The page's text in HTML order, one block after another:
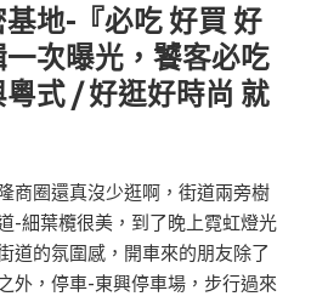
地-『必吃 好買 好
次曝光，饕客必吃
式 / 好逛好時尚 就
商圈還真沒少逛啊，街道兩旁樹
-細葉欖很美，到了晚上霓虹燈光
道的氛圍感，開車來的朋友除了
外，停車-東興停車場，步行過來